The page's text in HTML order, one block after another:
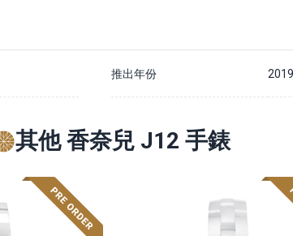
推出年份
其他 香奈兒 J12 手錶